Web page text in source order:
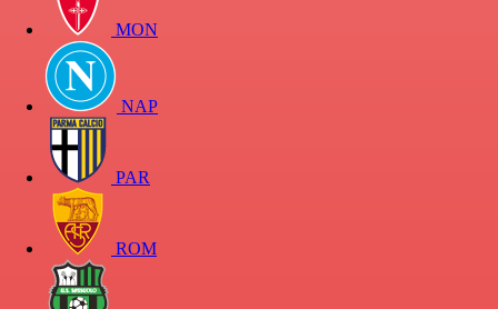
MON
NAP
PAR
ROM